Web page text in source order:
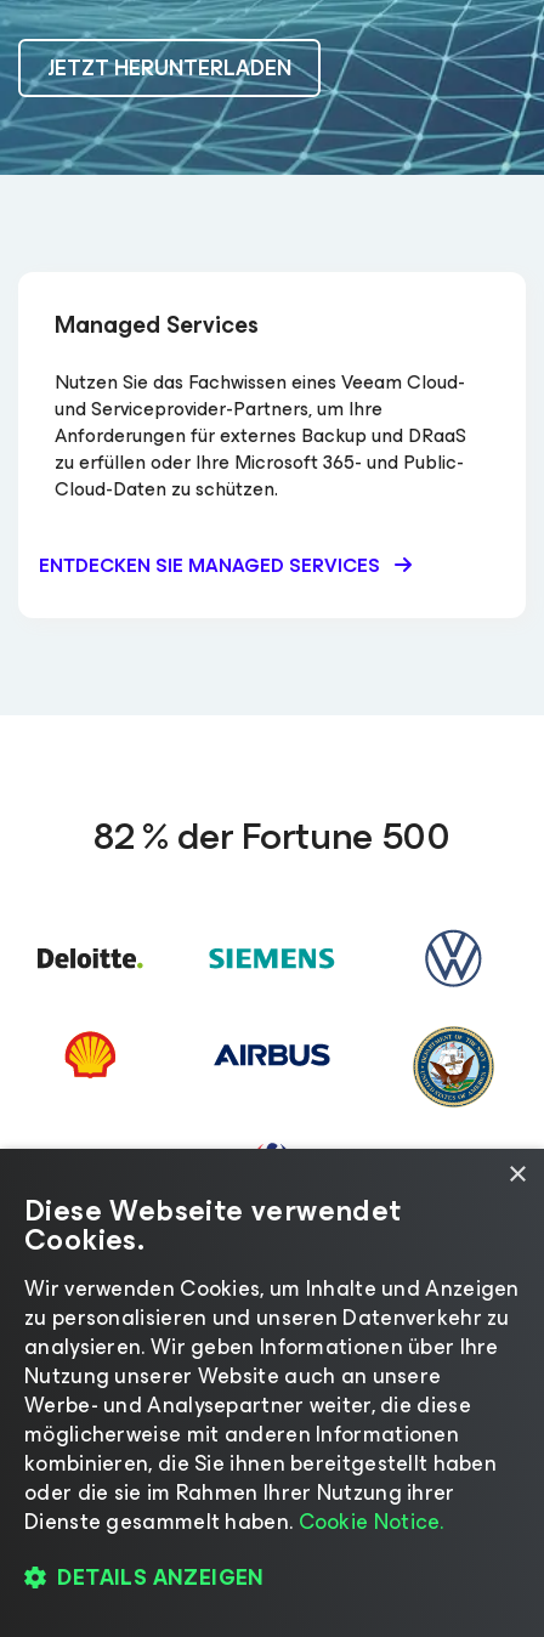
JETZT HERUNTERLADEN
Managed Services
Nutzen Sie das Fachwissen eines Veeam Cloud-
und Serviceprovider-Partners, um Ihre
Anforderungen für externes Backup und DRaaS
zu erfüllen oder Ihre Microsoft 365- und Public-
Cloud-Daten zu schützen.
ENTDECKEN SIE MANAGED SERVICES
82 % der Fortune 500
SUCCESS STORYS VON KUNDEN
Sehen Sie sich unsere
Kundenbewertungen an
×
Diese Webseite verwendet
Cookies.
Wir verwenden Cookies, um Inhalte und Anzeigen
zu personalisieren und unseren Datenverkehr zu
analysieren. Wir geben Informationen über Ihre
Nutzung unserer Website auch an unsere
Werbe- und Analysepartner weiter, die diese
möglicherweise mit anderen Informationen
kombinieren, die Sie ihnen bereitgestellt haben
oder die sie im Rahmen Ihrer Nutzung ihrer
Dienste gesammelt haben. Cookie Notice.
DETAILS ANZEIGEN